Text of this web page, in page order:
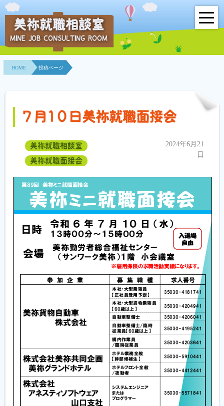
HOME
事業所紹介
相談室とは？
利用者の声
求人情報検索
各種セミナー
履歴書ジェネレーター
美祢就職相談室
MINE JOB CONSULTING ROOM
HOME 投稿ページ
７月1０日美祢就職面接会
美祢就職相談室
美祢就職面接会
2024年6月21
日